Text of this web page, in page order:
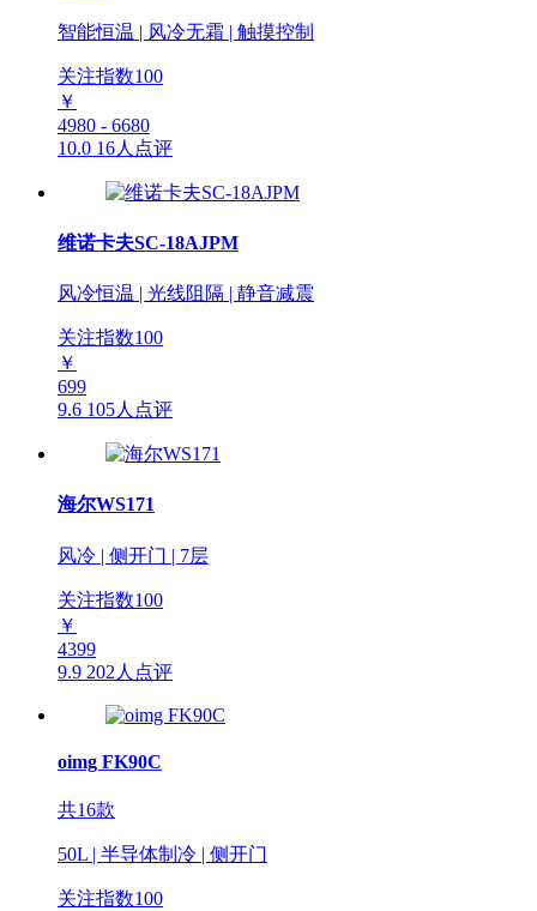
智能恒温 | 风冷无霜 | 触摸控制
关注指数100
￥
4980 - 6680
10.0 16人点评
维诺卡夫SC-18AJPM
风冷恒温 | 光线阻隔 | 静音减震
关注指数100
￥
699
9.6 105人点评
海尔WS171
风冷 | 侧开门 | 7层
关注指数100
￥
4399
9.9 202人点评
oimg FK90C
共16款
50L | 半导体制冷 | 侧开门
关注指数100